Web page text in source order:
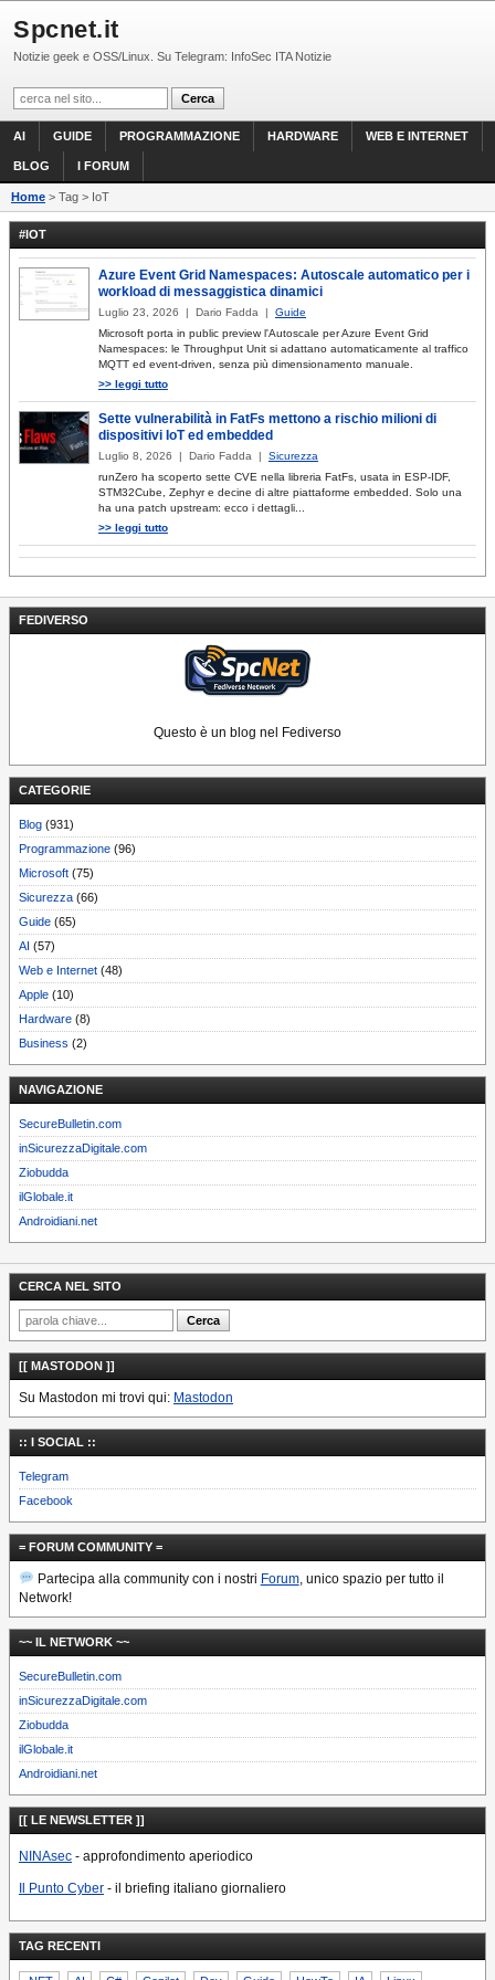
Spcnet.it
Notizie geek e OSS/Linux. Su Telegram: InfoSec ITA Notizie
AI GUIDE PROGRAMMAZIONE HARDWARE WEB E INTERNET
BLOG I FORUM
Home > Tag > IoT
FEDIVERSO
Questo è un blog nel Fediverso
CATEGORIE
Blog (931)
Programmazione (96)
Microsoft (75)
Sicurezza (66)
Guide (65)
AI (57)
Web e Internet (48)
Apple (10)
Hardware (8)
Business (2)
NAVIGAZIONE
SecureBulletin.com
inSicurezzaDigitale.com
Ziobudda
ilGlobale.it
Androidiani.net
#IOT
Azure Event Grid Namespaces: Autoscale automatico per i
workload di messaggistica dinamici
Luglio 23, 2026 | Dario Fadda | Guide
Microsoft porta in public preview l'Autoscale per Azure Event Grid
Namespaces: le Throughput Unit si adattano automaticamente al traffico
MQTT ed event-driven, senza più dimensionamento manuale.
>> leggi tutto
Sette vulnerabilità in FatFs mettono a rischio milioni di
dispositivi IoT ed embedded
Luglio 8, 2026 | Dario Fadda | Sicurezza
runZero ha scoperto sette CVE nella libreria FatFs, usata in ESP-IDF,
STM32Cube, Zephyr e decine di altre piattaforme embedded. Solo una
ha una patch upstream: ecco i dettagli...
>> leggi tutto
CERCA NEL SITO
[[ MASTODON ]]
Su Mastodon mi trovi qui: Mastodon
:: I SOCIAL ::
Telegram
Facebook
= FORUM COMMUNITY =
Partecipa alla community con i nostri Forum, unico spazio per tutto il
Network!
~~ IL NETWORK ~~
SecureBulletin.com
inSicurezzaDigitale.com
Ziobudda
ilGlobale.it
Androidiani.net
[[ LE NEWSLETTER ]]
NINAsec - approfondimento aperiodico
Il Punto Cyber - il briefing italiano giornaliero
TAG RECENTI